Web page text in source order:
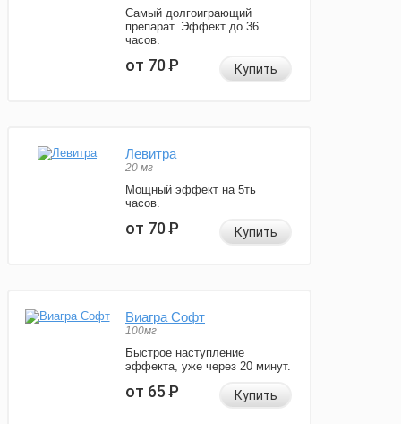
Самый долгоиграющий
препарат. Эффект до 36
часов.
от 70Р Купить
Левитра
20 мг
Мощный эффект на 5ть
часов.
от 70Р Купить
Виагра Софт
100мг
Быстрое наступление
эффекта, уже через 20 минут.
от 65Р Купить